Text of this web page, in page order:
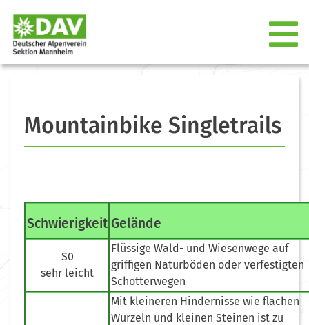
Mountainbike Singletrails
Schwierigkeit Gelände
S0
sehr leicht
Flüssige Wald- und Wiesenwege auf
griffigen Naturböden oder verfestigten
Schotterwegen
Mit kleineren Hindernisse wie flachen
Wurzeln und kleinen Steinen ist zu